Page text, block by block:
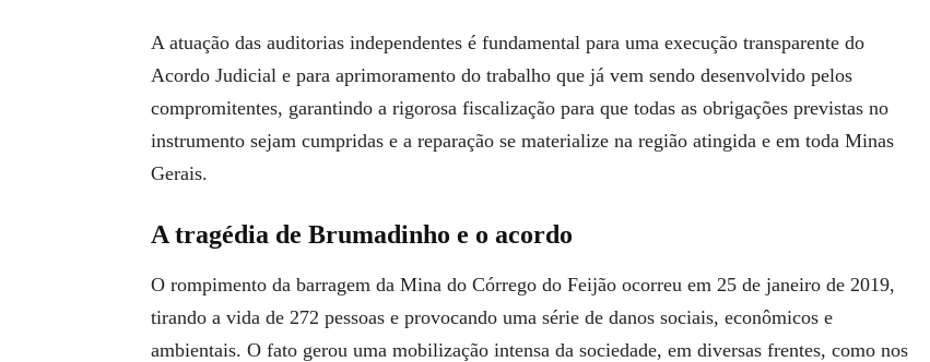
A atuação das auditorias independentes é fundamental para uma execução transparente do
Acordo Judicial e para aprimoramento do trabalho que já vem sendo desenvolvido pelos
compromitentes, garantindo a rigorosa fiscalização para que todas as obrigações previstas no
instrumento sejam cumpridas e a reparação se materialize na região atingida e em toda Minas
Gerais.
A tragédia de Brumadinho e o acordo
O rompimento da barragem da Mina do Córrego do Feijão ocorreu em 25 de janeiro de 2019,
tirando a vida de 272 pessoas e provocando uma série de danos sociais, econômicos e
ambientais. O fato gerou uma mobilização intensa da sociedade, em diversas frentes, como nos